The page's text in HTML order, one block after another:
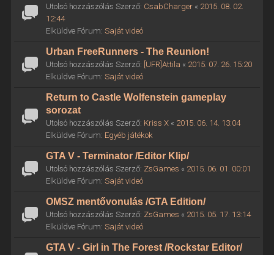
Utolsó hozzászólás Szerző: CsabCharger« 2015. 08. 02.
12:44
Elküldve Fórum: Saját videó
Urban FreeRunners - The Reunion!
Utolsó hozzászólás Szerző: [UFR]Attila « 2015. 07. 26. 15:20
Elküldve Fórum: Saját videó
Return to Castle Wolfenstein gameplay
sorozat
Utolsó hozzászólás Szerző: Kriss X« 2015. 06. 14. 13:04
Elküldve Fórum: Egyéb játékok
GTA V - Terminator /Editor Klip/
Utolsó hozzászólás Szerző: ZsGames « 2015. 06. 01. 00:01
Elküldve Fórum: Saját videó
OMSZ mentővonulás /GTA Edition/
Utolsó hozzászólás Szerző: ZsGames « 2015. 05. 17. 13:14
Elküldve Fórum: Saját videó
GTA V - Girl in The Forest /Rockstar Editor/